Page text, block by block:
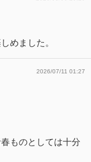
めました。
2026/07/11 01:27
ものとしては十分